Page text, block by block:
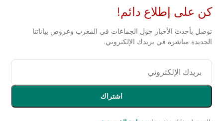
كن على إطلاع دائم!
توصل بأحدث الأخبار حول الجماعات في المغرب وعروض بياناتنا
الجديدة مباشرة في بريدك الإلكتروني.
اشتراك